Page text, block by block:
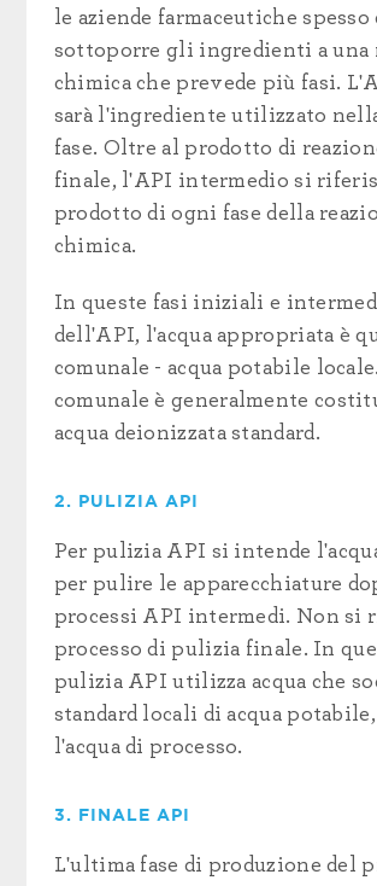
le aziende farmaceutiche spesso
sottoporre gli ingredienti a una
chimica che prevede più fasi.
sarà l'ingrediente utilizzato
fase. Oltre al prodotto di
finale, l'API intermedio si
prodotto di ogni fase della
chimica.
In queste fasi iniziali e
dell'API, l'acqua appropriata è
comunale - acqua potabile
comunale è generalmente
acqua deionizzata standard.
2. PULIZIA API
Per pulizia API si intende
per pulire le apparecchiature
processi API intermedi. Non si
processo di pulizia finale. In
pulizia API utilizza acqua che
standard locali di acqua potabile,
l'acqua di processo.
3. FINALE API
L'ultima fase di produzione del